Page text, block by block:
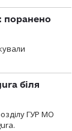
поранено
біля
ГУР МО